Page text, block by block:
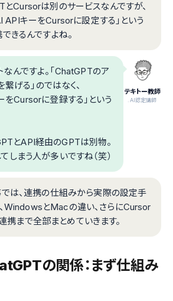
Cursorは別のサービスなんですが、
APIキーをCursorに設定する」という
きるんですよね。
テキトー教師
.AI認定講師
んですよ。「ChatGPTのア
げる」のではなく、
をCursorに登録する」という
とAPI経由のGPTは別物。
しまう人が多いですね（笑）
は、連携の仕組みから実際の設定手
WindowsとMacの違い、さらにCursor
携まで全部まとめていきます。
の関係：まず仕組み